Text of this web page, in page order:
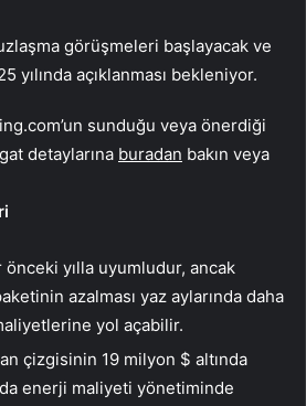
görüşmeleri başlayacak ve
yılında açıklanması bekleniyor.
sunduğu veya önerdiği
detaylarına buradan bakın veya
yılla uyumludur, ancak
azalması yaz aylarında daha
yol açabilir.
çizgisinin 19 milyon $ altında
enerji maliyeti yönetiminde